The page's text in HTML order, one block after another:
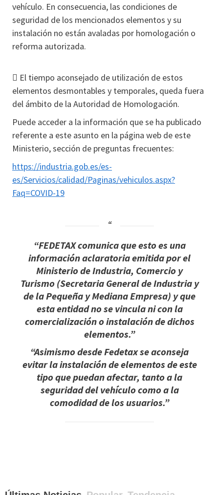
vehículo. En consecuencia, las condiciones de
seguridad de los mencionados elementos y su
instalación no están avaladas por homologación o
reforma autorizada.
 El tiempo aconsejado de utilización de estos
elementos desmontables y temporales, queda fuera
del ámbito de la Autoridad de Homologación.
Puede acceder a la información que se ha publicado
referente a este asunto en la página web de este
Ministerio, sección de preguntas frecuentes:
https://industria.gob.es/es-
es/Servicios/calidad/Paginas/vehiculos.aspx?
Faq=COVID-19
“FEDETAX comunica que esto es una
información aclaratoria emitida por el
Ministerio de Industria, Comercio y
Turismo (Secretaria General de Industria y
de la Pequeña y Mediana Empresa) y que
esta entidad no se vincula ni con la
comercialización o instalación de dichos
elementos.”
“Asimismo desde Fedetax se aconseja
evitar la instalación de elementos de este
tipo que puedan afectar, tanto a la
seguridad del vehículo como a la
comodidad de los usuarios.”